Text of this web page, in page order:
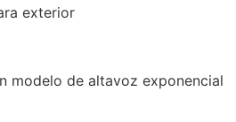
exterior
modelo de altavoz exponencial